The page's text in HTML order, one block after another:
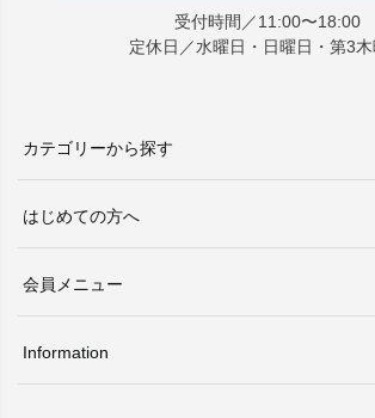
受付時間／11:00〜18:00
定休日／水曜日・日曜日・第3木
カテゴリーから探す
はじめての方へ
会員メニュー
Information